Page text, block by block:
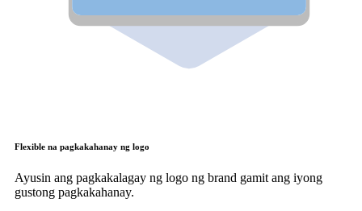
Flexible na pagkakahanay ng logo
Ayusin ang pagkakalagay ng logo ng brand gamit ang iyong
gustong pagkakahanay.